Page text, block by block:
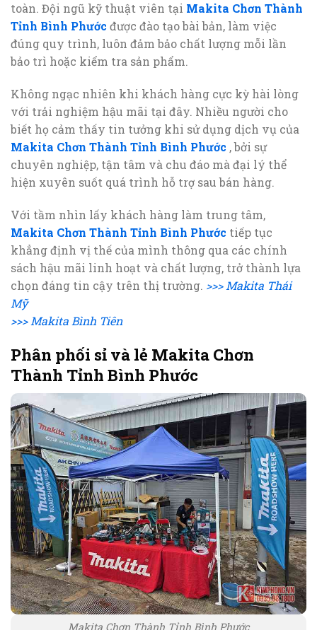
toàn. Đội ngũ kỹ thuật viên tại Makita Chơn Thành
Tỉnh Bình Phước được đào tạo bài bản, làm việc
đúng quy trình, luôn đảm bảo chất lượng mỗi lần
bảo trì hoặc kiểm tra sản phẩm.
Không ngạc nhiên khi khách hàng cực kỳ hài lòng
với trải nghiệm hậu mãi tại đây. Nhiều người cho
biết họ cảm thấy tin tưởng khi sử dụng dịch vụ của
Makita Chơn Thành Tỉnh Bình Phước , bởi sự
chuyên nghiệp, tận tâm và chu đáo mà đại lý thể
hiện xuyên suốt quá trình hỗ trợ sau bán hàng.
Với tầm nhìn lấy khách hàng làm trung tâm,
Makita Chơn Thành Tỉnh Bình Phước tiếp tục
khẳng định vị thế của mình thông qua các chính
sách hậu mãi linh hoạt và chất lượng, trở thành lựa
chọn đáng tin cậy trên thị trường. >>> Makita Thái
Mỹ
>>> Makita Bình Tiên
Phân phối sỉ và lẻ Makita Chơn
Thành Tỉnh Bình Phước
Makita Chơn Thành Tỉnh Bình Phước